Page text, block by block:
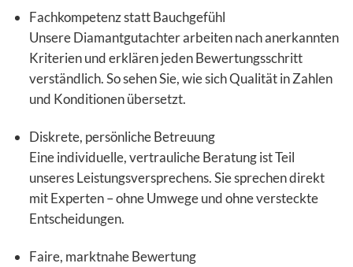
Fachkompetenz statt Bauchgefühl
Unsere Diamantgutachter arbeiten nach anerkannten
Kriterien und erklären jeden Bewertungsschritt
verständlich. So sehen Sie, wie sich Qualität in Zahlen
und Konditionen übersetzt.
Diskrete, persönliche Betreuung
Eine individuelle, vertrauliche Beratung ist Teil
unseres Leistungsversprechens. Sie sprechen direkt
mit Experten – ohne Umwege und ohne versteckte
Entscheidungen.
Faire, marktnahe Bewertung